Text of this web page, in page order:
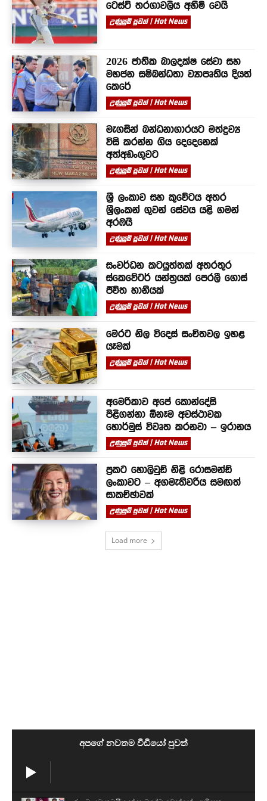
ටෙස්ට් තරගාවලිය අහිමි වෙයි
උණුසුම් පුවත් | Hot News
2026 ජාතික බාලදක්ෂ සේවා සහ
මහජන සම්බන්ධතා ව්‍යාපෘතිය දියත්
කෙරේ
උණුසුම් පුවත් | Hot News
මැගසින් බන්ධනාගාරයට මත්ද්‍රව්‍ය
විසි කරන්න ගිය දෙදෙනෙක්
අත්අඩංගුවට
උණුසුම් පුවත් | Hot News
ශ්‍රී ලංකාව සහ කුවේටය අතර
ශ්‍රීලංකන් ගුවන් සේවය යළි ගමන්
අරඹයි
උණුසුම් පුවත් | Hot News
සංවර්ධන කටයුත්තක් අතරතුර
ස්කෙවේටර් යන්ත්‍රයක් පෙරලී ගොස්
ජීවිත හානියක්
උණුසුම් පුවත් | Hot News
මෙරට නිල විදෙස් සංචිතවල ඉහළ
යෑමක්
උණුසුම් පුවත් | Hot News
අමෙරිකාව අපේ කොන්දේසි
පිළිගන්නා ඕනෑම අවස්ථාවක
හොර්මුස් විවෘත කරනවා – ඉරානය
උණුසුම් පුවත් | Hot News
ප්‍රකට හොලිවුඩ් නිළි රොසමන්ඩ්
ලංකාවට – අගමැතිවරිය සමඟත්
සාකච්ඡාවක්
උණුසුම් පුවත් | Hot News
Load more
අපගේ නවතම වීඩියෝ පුවත්